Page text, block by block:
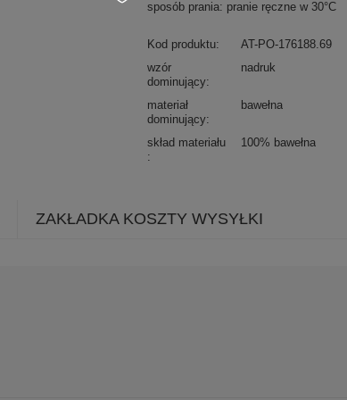
sposób prania: pranie ręczne w 30°C
Kod produktu
AT-PO-176188.69
wzór
dominujący
nadruk
materiał
dominujący
bawełna
skład materiału 100% bawełna
ZAKŁADKA KOSZTY WYSYŁKI